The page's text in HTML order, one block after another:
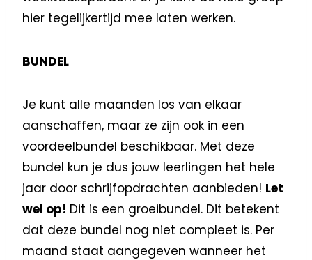
hier tegelijkertijd mee laten werken.
BUNDEL
Je kunt alle maanden los van elkaar
aanschaffen, maar ze zijn ook in een
voordeelbundel beschikbaar. Met deze
bundel kun je dus jouw leerlingen het hele
jaar door schrijfopdrachten aanbieden! Let
wel op! Dit is een groeibundel. Dit betekent
dat deze bundel nog niet compleet is. Per
maand staat aangegeven wanneer het